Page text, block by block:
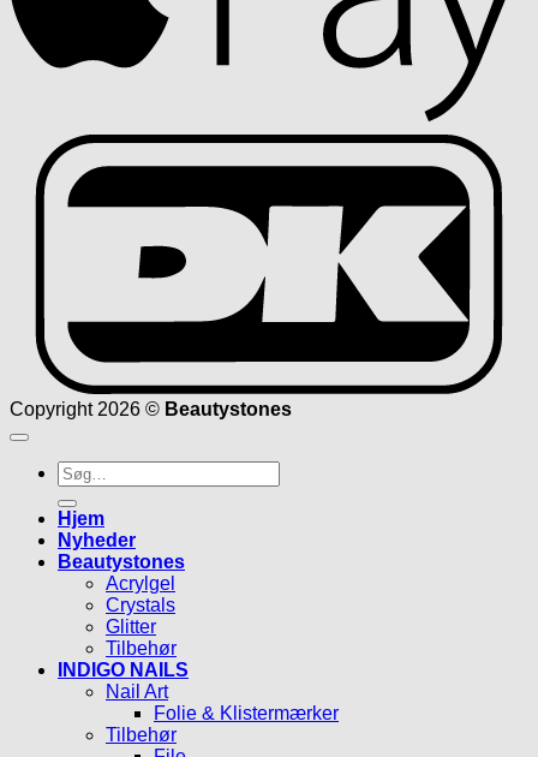
Copyright 2026 © Beautystones
Søg
efter:
Hjem
Nyheder
Beautystones
Acrylgel
Crystals
Glitter
Tilbehør
INDIGO NAILS
Nail Art
Folie & Klistermærker
Tilbehør